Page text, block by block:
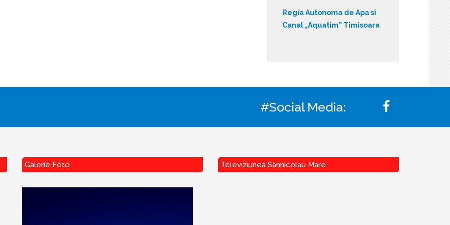
Regia Autonoma de Apa si
Canal „Aquatim” Timisoara
#Social Media:
Galerie Foto Televiziunea Sânnicolau Mare